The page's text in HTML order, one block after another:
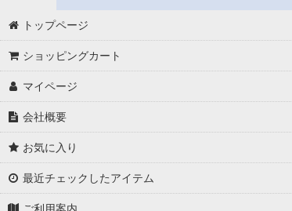
トップページ
ショッピングカート
マイページ
会社概要
お気に入り
最近チェックしたアイテム